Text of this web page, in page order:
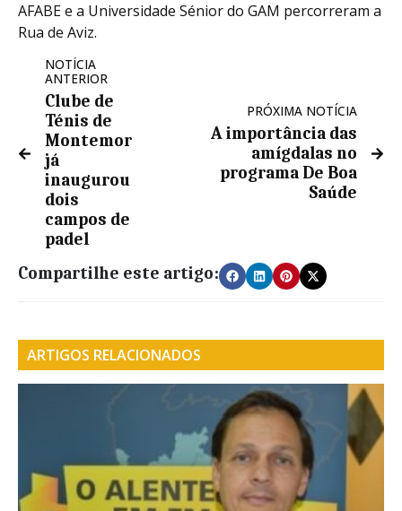
AFABE e a Universidade Sénior do GAM percorreram a
Rua de Aviz.
NOTÍCIA
ANTERIOR
Clube de
Ténis de
Montemor
já
inaugurou
dois
campos de
padel
PRÓXIMA NOTÍCIA
A importância das
amígdalas no
programa De Boa
Saúde
Compartilhe este artigo:
ARTIGOS RELACIONADOS